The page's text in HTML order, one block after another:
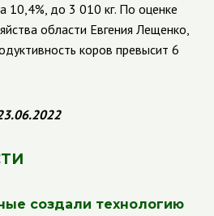
10,4%, до 3 010 кг. По оценке
области Евгения Лещенко,
коров превысит 6
создали технологию